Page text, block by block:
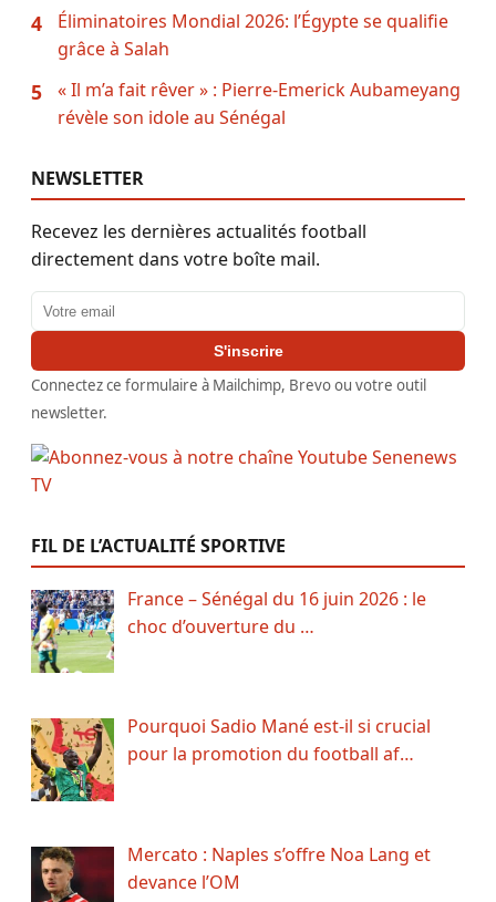
4
Éliminatoires Mondial 2026: l’Égypte se qualifie
grâce à Salah
5
« Il m’a fait rêver » : Pierre-Emerick Aubameyang
révèle son idole au Sénégal
NEWSLETTER
Recevez les dernières actualités football
directement dans votre boîte mail.
Adresse email
S'inscrire
Connectez ce formulaire à Mailchimp, Brevo ou votre outil
newsletter.
FIL DE L’ACTUALITÉ SPORTIVE
France – Sénégal du 16 juin 2026 : le
choc d’ouverture du …
Pourquoi Sadio Mané est-il si crucial
pour la promotion du football af…
Mercato : Naples s’offre Noa Lang et
devance l’OM